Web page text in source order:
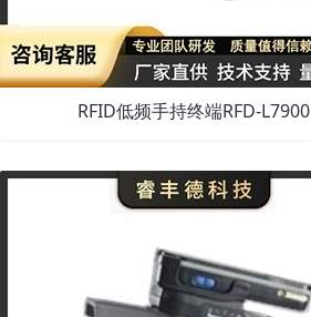
RFID低频手持终端RFD-L7900